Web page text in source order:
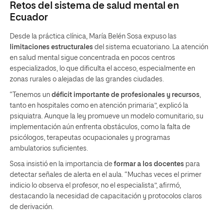
Retos del sistema de salud mental en
Ecuador
Desde la práctica clínica, María Belén Sosa expuso las
limitaciones estructurales del sistema ecuatoriano. La atención
en salud mental sigue concentrada en pocos centros
especializados, lo que dificulta el acceso, especialmente en
zonas rurales o alejadas de las grandes ciudades.
“Tenemos un déficit importante de profesionales y recursos
tanto en hospitales como en atención primaria”, explicó la
psiquiatra. Aunque la ley promueve un modelo comunitario, su
implementación aún enfrenta obstáculos, como la falta de
psicólogos, terapeutas ocupacionales y programas
ambulatorios suficientes.
Sosa insistió en la importancia de formar a los docentes para
detectar señales de alerta en el aula. “Muchas veces el primer
indicio lo observa el profesor, no el especialista”, afirmó,
destacando la necesidad de capacitación y protocolos claros
de derivación.